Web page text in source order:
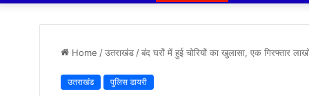
Home /उतराखंड /बंद घरों में हुई चोरियों का खुलासा, एक गिरफ्तार
उतराखंड पुलिस डायरी